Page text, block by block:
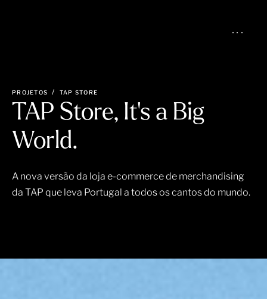
PROJETOS TAP STORE
TAP Store, It’s a Big
World.
A nova versão da loja e-commerce de merchandising
da TAP que leva Portugal a todos os cantos do mundo.